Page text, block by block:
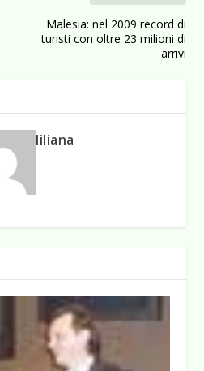
Malesia: nel 2009 record di
turisti con oltre 23 milioni di
arrivi
liliana